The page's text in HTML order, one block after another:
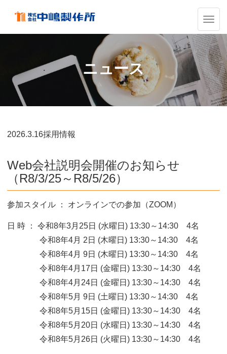
ナ
ビ
ゲ
ー
シ
ョ
ン
の
切
ニュース
2026.3.16採用情報
Web会社説明会開催のお知らせ
（R8/3/25～R8/5/26）
参加スタイル ： オンラインでの参加（ZOOM）
日 時 ： 令和8年3月25日 (水曜日) 13:30～14:30 4名
令和8年4月 2日 (木曜日) 13:30～14:30 4名
令和8年4月 9日 (木曜日) 13:30～14:30 4名
令和8年4月17日 (金曜日) 13:30～14:30 4名
令和8年4月24日 (金曜日) 13:30～14:30 4名
令和8年5月 9日 (土曜日) 13:30～14:30 4名
令和8年5月15日 (金曜日) 13:30～14:30 4名
令和8年5月20日 (水曜日) 13:30～14:30 4名
令和8年5月26日 (火曜日) 13:30～14:30 4名